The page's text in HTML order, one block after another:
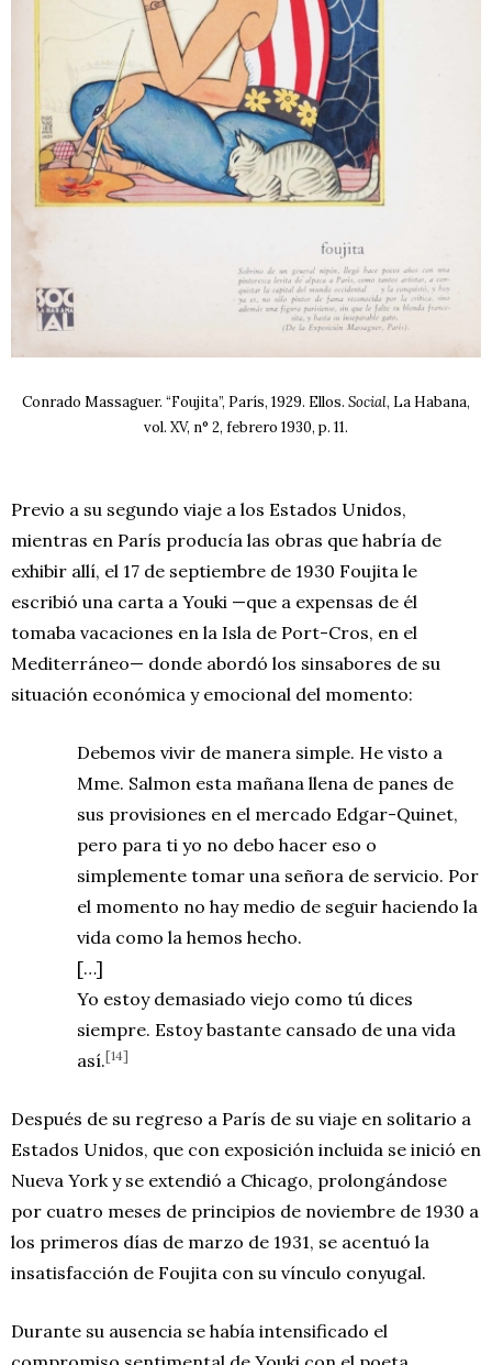
Conrado Massaguer. “Foujita”, París, 1929. Ellos. Social, La Habana,
vol. XV, n° 2, febrero 1930, p. 11.
Previo a su segundo viaje a los Estados Unidos,
mientras en París producía las obras que habría de
exhibir allí, el 17 de septiembre de 1930 Foujita le
escribió una carta a Youki —que a expensas de él
tomaba vacaciones en la Isla de Port-Cros, en el
Mediterráneo— donde abordó los sinsabores de su
situación económica y emocional del momento:
Debemos vivir de manera simple. He visto a
Mme. Salmon esta mañana llena de panes de
sus provisiones en el mercado Edgar-Quinet,
pero para ti yo no debo hacer eso o
simplemente tomar una señora de servicio. Por
el momento no hay medio de seguir haciendo la
vida como la hemos hecho.
[…]
Yo estoy demasiado viejo como tú dices
siempre. Estoy bastante cansado de una vida
así.[14]
Después de su regreso a París de su viaje en solitario a
Estados Unidos, que con exposición incluida se inició en
Nueva York y se extendió a Chicago, prolongándose
por cuatro meses de principios de noviembre de 1930 a
los primeros días de marzo de 1931, se acentuó la
insatisfacción de Foujita con su vínculo conyugal.
Durante su ausencia se había intensificado el